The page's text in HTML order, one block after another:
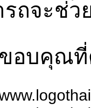
รถจะช่ว
บคุณที่